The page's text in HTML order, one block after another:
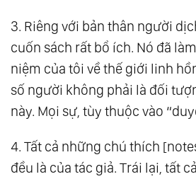
Stone Pdf
197.Nghĩ Về Những Điều
198.Ngọn Lửa Tím Để
Tâm Trí Tâm Hồn Pdf
199.
Kinh Dịch - Đạo Của
200.Kinh Diên Mệnh Địa
201.Pq - Chỉ Số Đam Mê Pdf
3. Riêng với bản thân người
cuốn sách rất bổ ích. Nó đã
niệm của tôi về thế giới linh
số người không phải là đối
này. Mọi sự, tùy thuộc vào
4. Tất cả những chú thích
đều là của tác giả. Trái lại, tất